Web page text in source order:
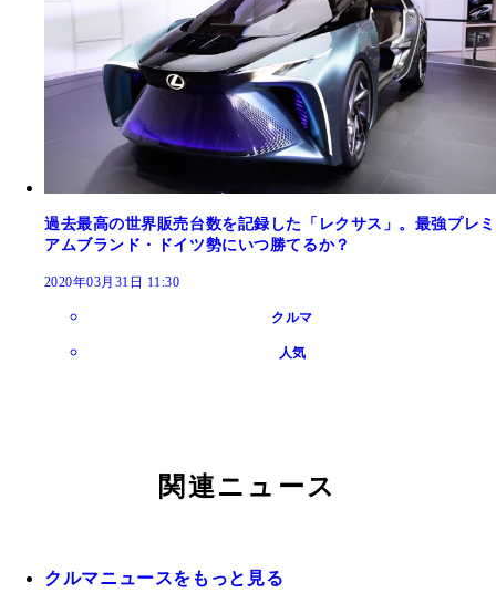
過去最高の世界販売台数を記録した「レクサス」。最強プレミ
アムブランド・ドイツ勢にいつ勝てるか？
2020年03月31日 11:30
クルマ
人気
関連ニュース
クルマニュースをもっと見る